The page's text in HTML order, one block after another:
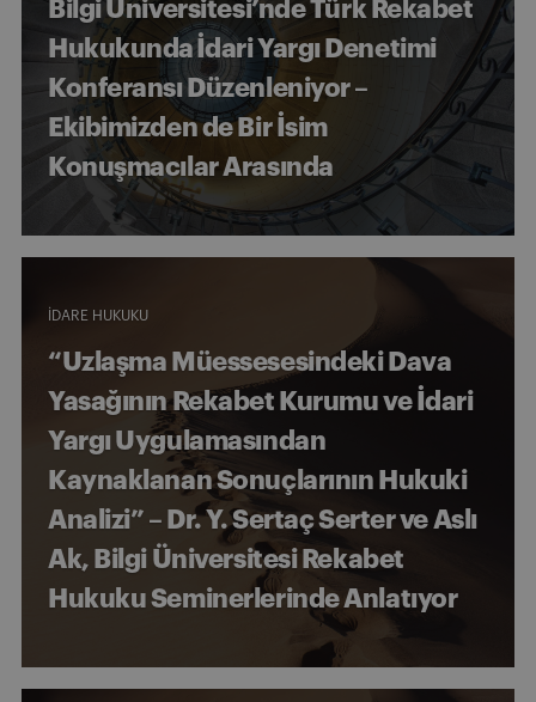
Bilgi Üniversitesi’nde Türk Rekabet
Hukukunda İdari Yargı Denetimi
Konferansı Düzenleniyor –
Ekibimizden de Bir İsim
Konuşmacılar Arasında
İDARE HUKUKU
“Uzlaşma Müessesesindeki Dava
Yasağının Rekabet Kurumu ve İdari
Yargı Uygulamasından
Kaynaklanan Sonuçlarının Hukuki
Analizi” – Dr. Y. Sertaç Serter ve Aslı
Ak, Bilgi Üniversitesi Rekabet
Hukuku Seminerlerinde Anlatıyor